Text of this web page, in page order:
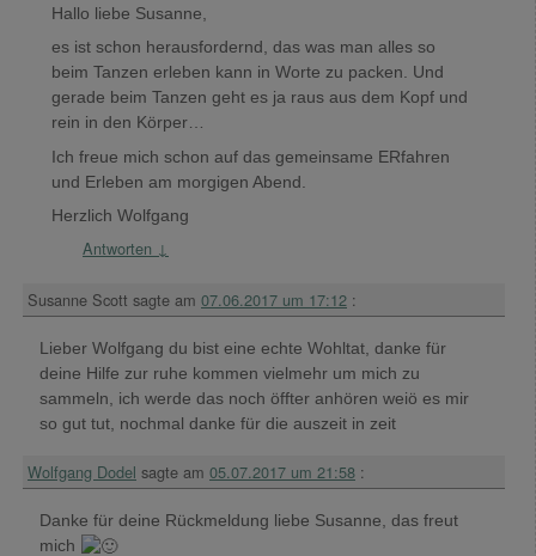
Hallo liebe Susanne,
es ist schon herausfordernd, das was man alles so
beim Tanzen erleben kann in Worte zu packen. Und
gerade beim Tanzen geht es ja raus aus dem Kopf und
rein in den Körper…
Ich freue mich schon auf das gemeinsame ERfahren
und Erleben am morgigen Abend.
Herzlich Wolfgang
Antworten ↓
Susanne Scott sagte am 07.06.2017 um 17:12 :
Lieber Wolfgang du bist eine echte Wohltat, danke für
deine Hilfe zur ruhe kommen vielmehr um mich zu
sammeln, ich werde das noch öffter anhören weiö es mir
so gut tut, nochmal danke für die auszeit in zeit
Wolfgang Dodel sagte am 05.07.2017 um 21:58 :
Danke für deine Rückmeldung liebe Susanne, das freut
mich